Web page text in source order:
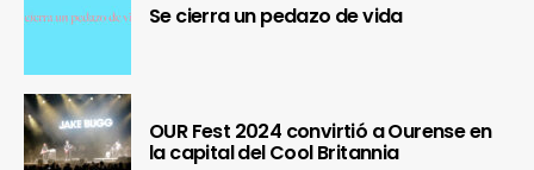
Se cierra un pedazo de vida
OUR Fest 2024 convirtió a Ourense en
la capital del Cool Britannia